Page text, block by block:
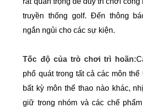
truyền thống golf. Đến thông
ngắn ngủi cho các sự kiện.
Tốc độ của trò chơi trì hoãn:
phổ quát trong tất cả các môn
bất kỳ môn thể thao nào khác,
giữ trong nhóm và các chế